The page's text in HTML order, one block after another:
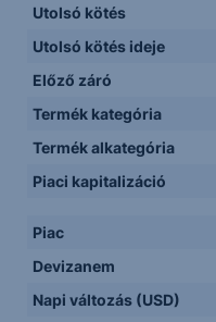
Utolsó kötés
Utolsó kötés ideje
Előző záró
Termék kategória
Termék alkategória
Piaci kapitalizáció
Piac
Devizanem
Napi változás (USD)